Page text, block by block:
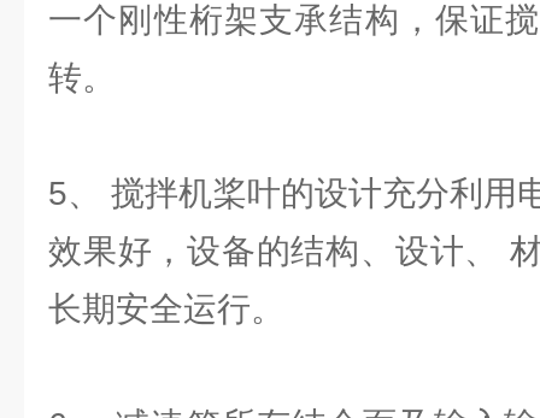
一个刚性桁架支承结构，保证
转。
5、 搅拌机桨叶的设计充分利用
效果好，设备的结构、设计、
长期安全运行。